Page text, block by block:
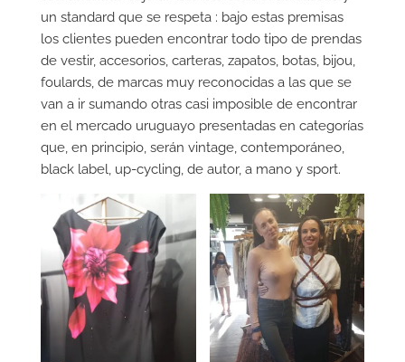
un standard que se respeta : bajo estas premisas
los clientes pueden encontrar todo tipo de prendas
de vestir, accesorios, carteras, zapatos, botas, bijou,
foulards, de marcas muy reconocidas a las que se
van a ir sumando otras casi imposible de encontrar
en el mercado uruguayo presentadas en categorías
que, en principio, serán vintage, contemporáneo,
black label, up-cycling, de autor, a mano y sport.